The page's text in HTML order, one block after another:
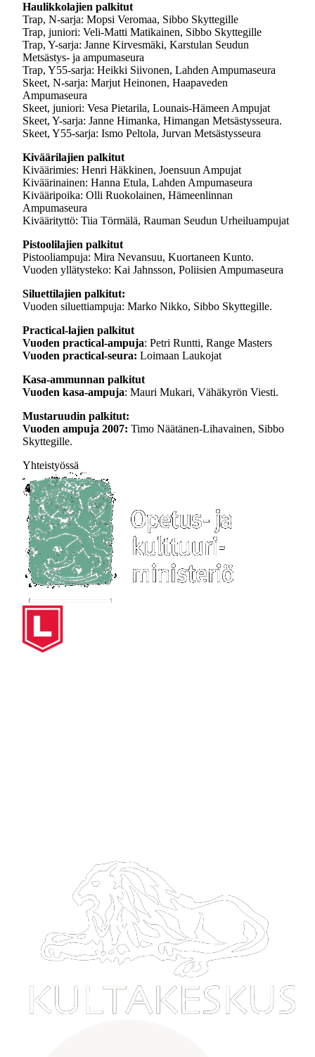
Haulikkolajien palkitut
Trap, N-sarja: Mopsi Veromaa, Sibbo Skyttegille
Trap, juniori: Veli-Matti Matikainen, Sibbo Skyttegille
Trap, Y-sarja: Janne Kirvesmäki, Karstulan Seudun
Metsästys- ja ampumaseura
Trap, Y55-sarja: Heikki Siivonen, Lahden Ampumaseura
Skeet, N-sarja: Marjut Heinonen, Haapaveden
Ampumaseura
Skeet, juniori: Vesa Pietarila, Lounais-Hämeen Ampujat
Skeet, Y-sarja: Janne Himanka, Himangan Metsästysseura.
Skeet, Y55-sarja: Ismo Peltola, Jurvan Metsästysseura
Kiväärilajien palkitut
Kiväärimies: Henri Häkkinen, Joensuun Ampujat
Kiväärinainen: Hanna Etula, Lahden Ampumaseura
Kivääripoika: Olli Ruokolainen, Hämeenlinnan
Ampumaseura
Kiväärityttö: Tiia Törmälä, Rauman Seudun Urheiluampujat
Pistoolilajien palkitut
Pistooliampuja: Mira Nevansuu, Kuortaneen Kunto.
Vuoden yllätysteko: Kai Jahnsson, Poliisien Ampumaseura
Siluettilajien palkitut:
Vuoden siluettiampuja: Marko Nikko, Sibbo Skyttegille.
Practical-lajien palkitut
Vuoden practical-ampuja: Petri Runtti, Range Masters
Vuoden practical-seura: Loimaan Laukojat
Kasa-ammunnan palkitut
Vuoden kasa-ampuja: Mauri Mukari, Vähäkyrön Viesti.
Mustaruudin palkitut:
Vuoden ampuja 2007: Timo Näätänen-Lihavainen, Sibbo
Skyttegille.
Yhteistyössä